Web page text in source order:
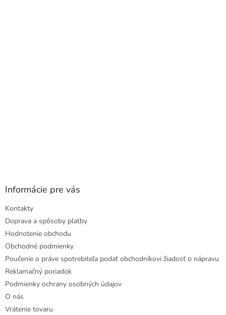
Informácie pre vás
Kontakty
Doprava a spôsoby platby
Hodnotenie obchodu
Obchodné podmienky
Poučenie o práve spotrebiteľa podať obchodníkovi žiadosť o nápravu
Reklamačný poriadok
Podmienky ochrany osobných údajov
O nás
Vrátenie tovaru